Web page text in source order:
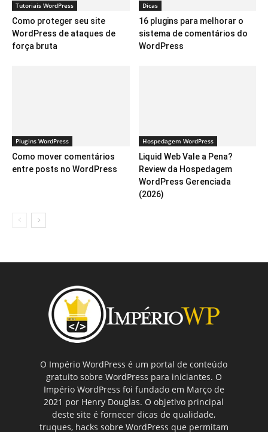
Tutoriais WordPress
Como proteger seu site
WordPress de ataques de
força bruta
Dicas
16 plugins para melhorar o
sistema de comentários do
WordPress
Plugins WordPress
Como mover comentários
entre posts no WordPress
Hospedagem WordPress
Liquid Web Vale a Pena?
Review da Hospedagem
WordPress Gerenciada
(2026)
O Império WordPress é um portal de conteúdo
gratuito sobre WordPress para iniciantes. O
Império WordPress foi fundado em Março de
2021 por Henry Douglas. O objetivo principal
deste site é fornecer dicas de qualidade,
truques, hacks sobre WordPress que permitam